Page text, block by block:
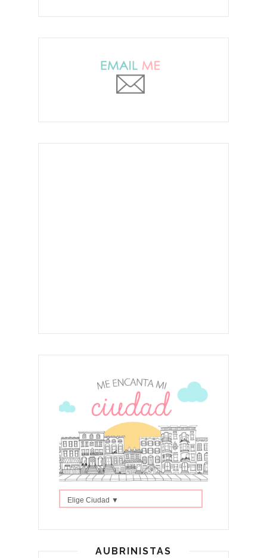
Elige Ciudad ▼
AUBRINISTAS